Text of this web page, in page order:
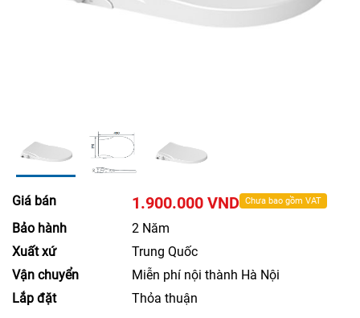
Giá bán 1.900.000 VND Chưa bao gồm VAT
Bảo hành
2 Năm
Xuất xứ
Trung Quốc
Vận chuyển
Miễn phí nội thành Hà Nội
Lắp đặt
Thỏa thuận